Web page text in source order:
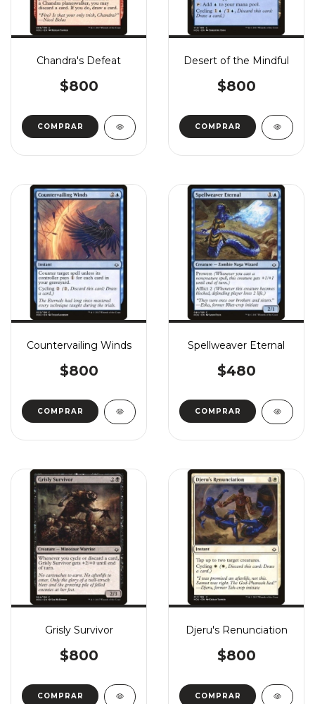
Chandra's Defeat
$800
COMPRAR
Desert of the Mindful
$800
COMPRAR
Countervailing Winds
$800
COMPRAR
Spellweaver Eternal
$480
COMPRAR
Grisly Survivor
$800
COMPRAR
Djeru's Renunciation
$800
COMPRAR